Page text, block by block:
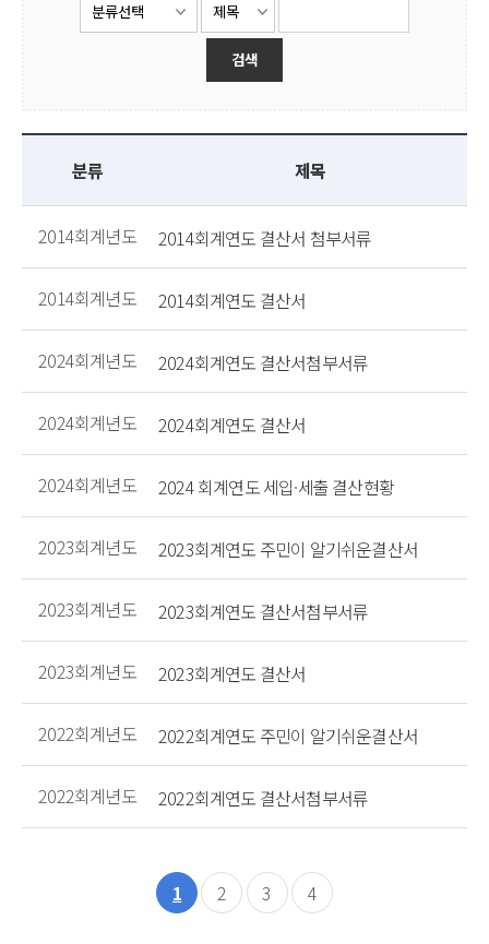
분류 제목
2014회계년도 2014회계연도 결산서 첨부서류
2014회계년도 2014회계연도 결산서
2024회계년도 2024회계연도 결산서첨부서류
2024회계년도 2024회계연도 결산서
2024회계년도 2024 회계연도 세입·세출 결산현황
2023회계년도 2023회계연도 주민이 알기쉬운결산서
2023회계년도 2023회계연도 결산서첨부서류
2023회계년도 2023회계연도 결산서
2022회계년도 2022회계연도 주민이 알기쉬운결산서
2022회계년도 2022회계연도 결산서첨부서류
1 2 3 4